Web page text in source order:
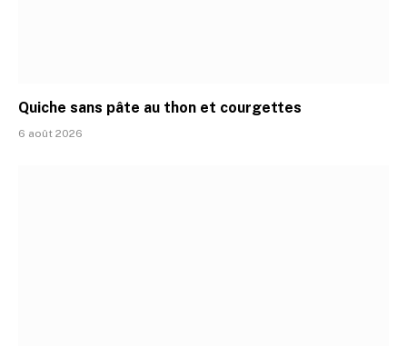
Quiche sans pâte au thon et courgettes
6 août 2026